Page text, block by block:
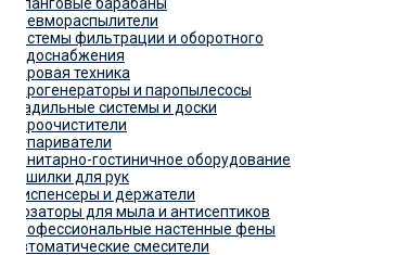
Пневмораспылители
Системы фильтрации и оборотного
водоснабжения
Паровая техника
Парогенераторы и паропылесосы
Гладильные системы и доски
Пароочистители
Отпариватели
Санитарно-гостиничное оборудование
Сушилки для рук
Диспенсеры и держатели
Дозаторы для мыла и антисептиков
Профессиональные настенные фены
Автоматические смесители